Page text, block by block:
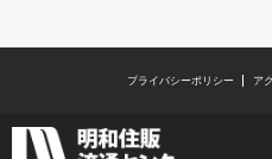
プライバシーポリシー ア